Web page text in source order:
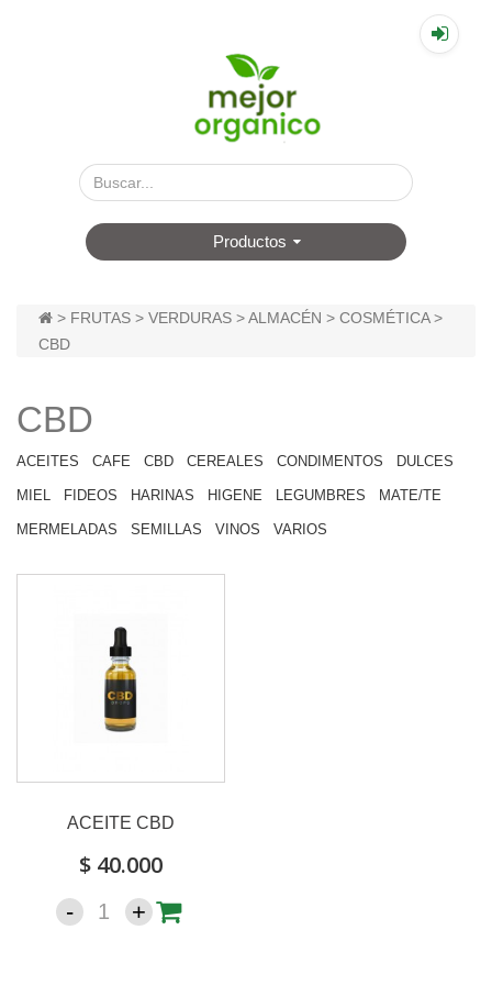
▤
Productos
> FRUTAS > VERDURAS >ALMACÉN > COSMÉTICA >
CBD
CBD
ACEITES CAFE CBD CEREALES CONDIMENTOS DULCES
MIEL FIDEOS HARINAS HIGENE LEGUMBRES MATE/TE
MERMELADAS SEMILLAS VINOS VARIOS
ACEITE CBD
$ 40.000
- +